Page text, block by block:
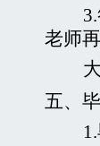
3.
老师
五、
1.